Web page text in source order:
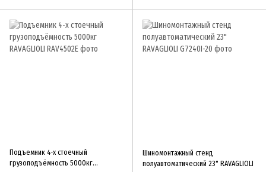
Подъемник 4-х стоечный
грузоподъёмность 5000кг
Шиномонтажный стенд
полуавтоматический 23" RAVAGLIOLI